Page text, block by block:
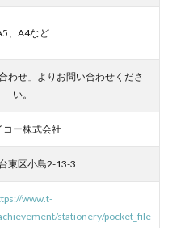
、A4など
わせ」よりお問い合わせくださ
い。
コー株式会社
東区小島2-13-3
www.t-
stationery/pocket_file